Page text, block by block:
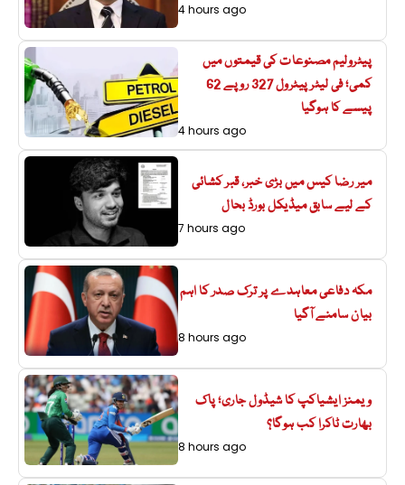
4 hours ago
پیٹرولیم مصنوعات کی قیمتوں میں
کمی؛ فی لیٹر پیٹرول 327 روپے 62
پیسے کا ہوگیا
4 hours ago
میر رضا کیس میں بڑی خبر، قبر کشائی
کے لیے سابق میڈیکل بورڈ بحال
7 hours ago
مکہ دفاعی معاہدے پر ترک صدر کا اہم
بیان سامنے آگیا
8 hours ago
ویمنز ایشیاکپ کا شیڈول جاری؛ پاک
بھارت ٹاکرا کب ہوگا؟
8 hours ago